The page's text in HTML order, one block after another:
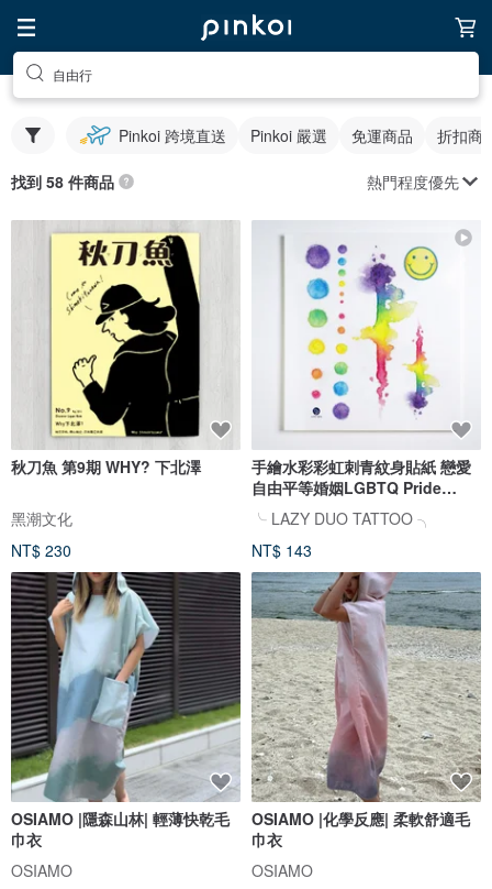
自由行
Pinkoi 跨境直送 Pinkoi 嚴選 免運商品 折扣商
找到 58 件商品 熱門程度優先
秋刀魚 第9期 WHY? 下北澤
黑潮文化
NT$ 230
手繪水彩彩虹刺青紋身貼紙 戀愛
自由平等婚姻LGBTQ Pride
Rainbow
╰ LAZY DUO TATTOO ╮
NT$ 143
OSIAMO |隱森山林| 輕薄快乾毛
巾衣
OSIAMO
OSIAMO |化學反應| 柔軟舒適毛
巾衣
OSIAMO